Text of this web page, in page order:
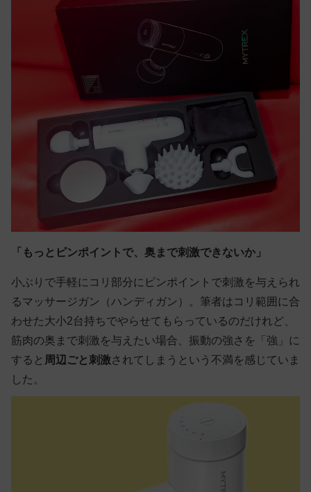
「もっとピンポイントで、奥まで刺激できないか」
小ぶりで手軽にコリ部分にピンポイントで刺激を与えられ
るマッサージガン（ハンディガン）。筆者はコリ範囲に合
わせた大小2台持ちでやらせてもらっているのだけれど、
筋肉の奥まで刺激を与えたい場合、振動の強さを「強」に
すると 周辺ごと刺激されてしまうという不満を感じていま
した。